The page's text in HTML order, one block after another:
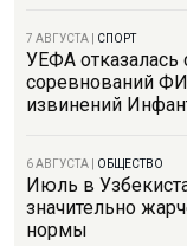
7 АВГУСТА СПОРТ
УЕФА отказалась
соревнований
извинений
6 АВГУСТА ОБЩЕСТВО
Июль в
значительно
нормы